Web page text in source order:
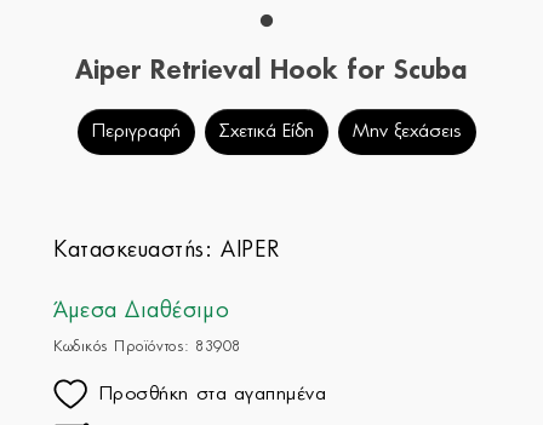
Aiper Retrieval Hook for Scuba
Περιγραφή Σχετικά Είδη Μην ξεχάσεις
Κατασκευαστής:AIPER
Άμεσα Διαθέσιμο
Κωδικός Προϊόντος: 83908
Προσθήκη στα αγαπημένα